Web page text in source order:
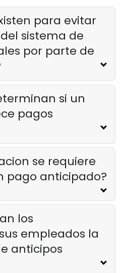
Mar 29, 2024
para evitar
sistema de
por parte de
si un
pagos
se requiere
pago anticipado?
los
empleados la
anticipos